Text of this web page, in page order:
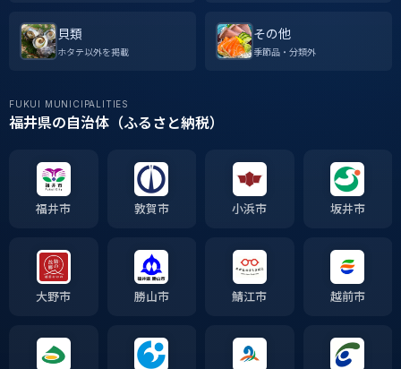
貝類
ホタテ以外を掲載
その他
季節品・分類外
FUKUI MUNICIPALITIES
福井県の自治体（ふるさと納税）
福井市 敦賀市 小浜市 坂井市
大野市 勝山市 鯖江市 越前市